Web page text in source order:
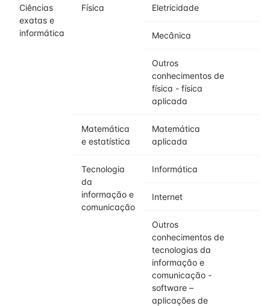
Ciências
exatas e
informática
Física Eletricidade
Mecânica
Outros
conhecimentos de
física - física
aplicada
Matemática
e estatística
Matemática
aplicada
Tecnologia
da
informação e
comunicação
Informática
Internet
Outros
conhecimentos de
tecnologias da
informação e
comunicação -
software –
aplicações de